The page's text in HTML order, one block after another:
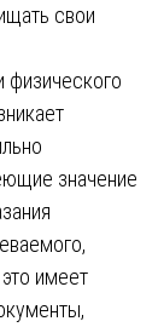
свои
физического
значение
имеет